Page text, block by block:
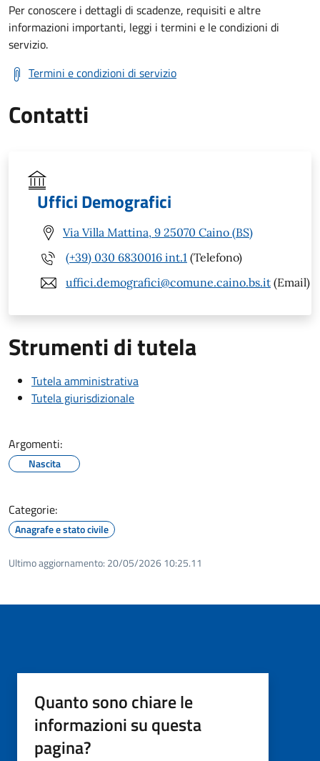
Per conoscere i dettagli di scadenze, requisiti e altre
informazioni importanti, leggi i termini e le condizioni di
servizio.
Termini e condizioni di servizio
Contatti
Uffici Demografici
Via Villa Mattina, 9 25070 Caino (BS)
(+39) 030 6830016 int.1 (Telefono)
uffici.demografici@comune.caino.bs.it (Email)
Strumenti di tutela
Tutela amministrativa
Tutela giurisdizionale
Argomenti:
Nascita
Categorie:
Anagrafe e stato civile
Ultimo aggiornamento: 20/05/2026 10:25.11
Quanto sono chiare le
informazioni su questa
pagina?